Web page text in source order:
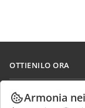
OTTIENILO ORA
Docs
DocSpace
COLLABORA
Armonia